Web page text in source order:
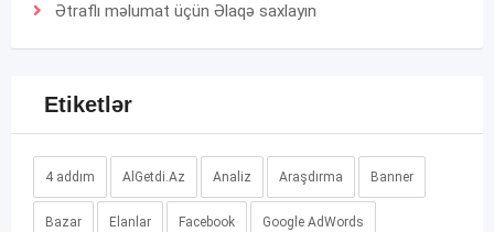
Ətraflı məlumat üçün Əlaqə saxlayın
Etiketlər
4 addım AlGetdi.Az Analiz Araşdırma Banner
Bazar Elanlar Facebook Google AdWords